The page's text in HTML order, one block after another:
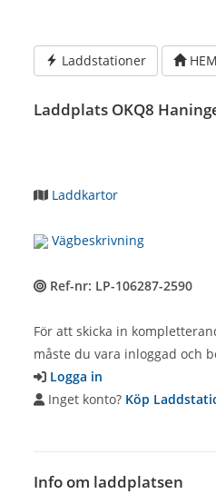
innehållet Laddstationer HEM
Laddplats OKQ8
Laddkartor
Vägbeskrivning
Ref-nr: LP-106287-2590
För att skicka in
måste du vara inloggad och
Logga in
Inget konto? Köp
Info om laddplatsen